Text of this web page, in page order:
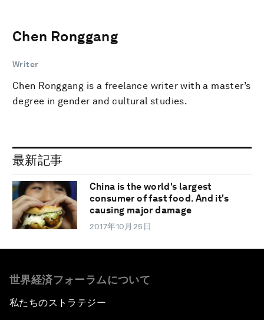
Chen Ronggang
Writer
Chen Ronggang is a freelance writer with a master’s
degree in gender and cultural studies.
最新記事
China is the world's largest
consumer of fast food. And it's
causing major damage
2017年10月25日
世界経済フォーラムについて
私たちのストラテジー